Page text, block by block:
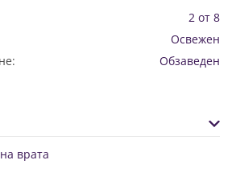
2 от 8
Освежен
Обзаведен
врата